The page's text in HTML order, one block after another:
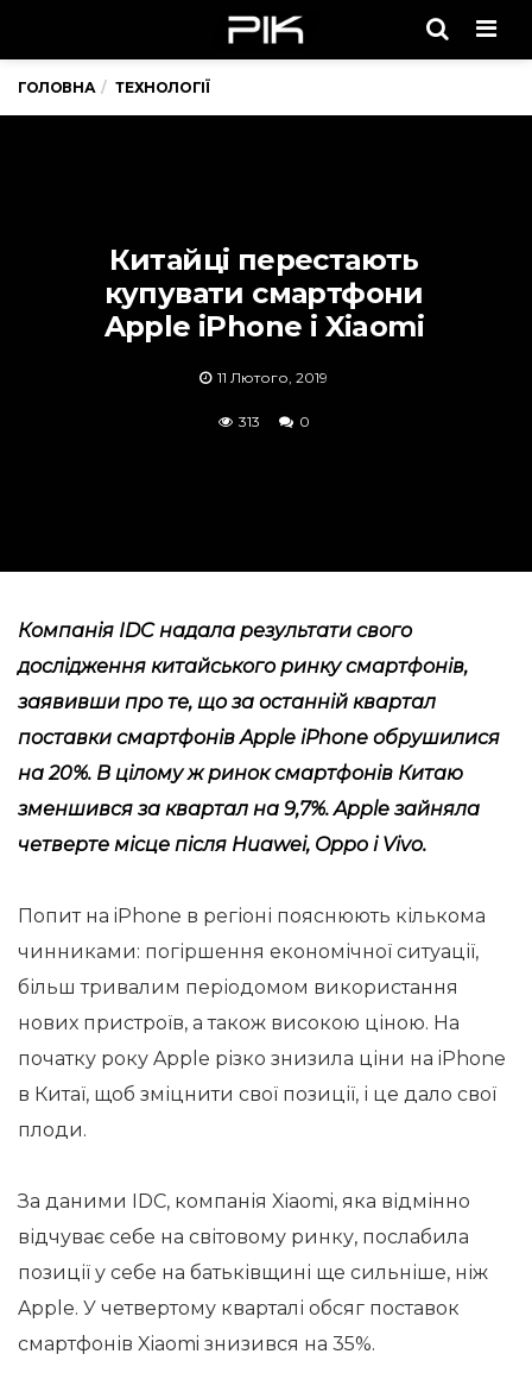
ГОЛОВНА ТЕХНОЛОГІЇ
Китайці перестають
купувати смартфони
Apple iPhone і Xiaomi
11 Лютого, 2019
313 0
Компанія IDC надала результати свого
дослідження китайського ринку смартфонів,
заявивши про те, що за останній квартал
поставки смартфонів Apple iPhone обрушилися
на 20%. В цілому ж ринок смартфонів Китаю
зменшився за квартал на 9,7%. Apple зайняла
четверте місце після Huawei, Oppo і Vivo.
Попит на iPhone в регіоні пояснюють кількома
чинниками: погіршення економічної ситуації,
більш тривалим періодомом використання
нових пристроїв, а також високою ціною. На
початку року Apple різко знизила ціни на iPhone
в Китаї, щоб зміцнити свої позиції, і це дало свої
плоди.
За даними IDC, компанія Xiaomi, яка відмінно
відчуває себе на світовому ринку, послабила
позиції у себе на батьківщині ще сильніше, ніж
Apple. У четвертому кварталі обсяг поставок
смартфонів Xiaomi знизився на 35%.